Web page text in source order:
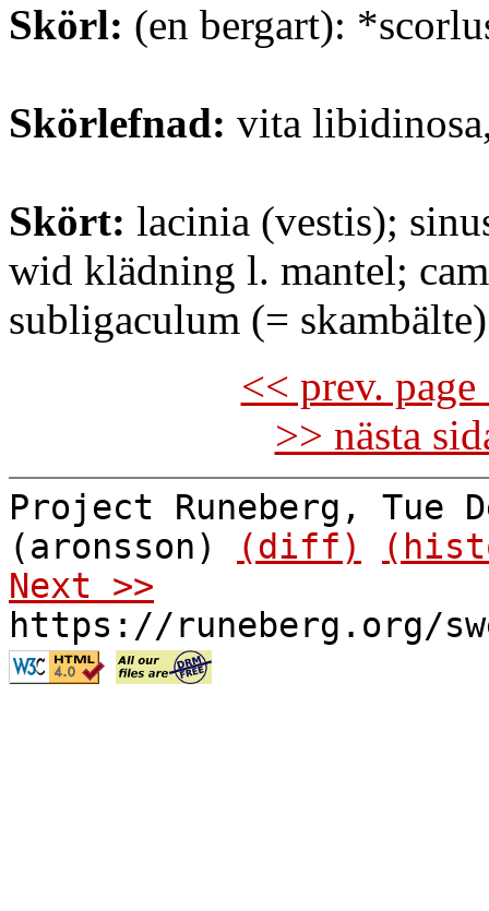
Skörl: (en bergart):
Skörlefnad: vita
Skört: lacinia (vestis);
wid klädning l. mantel;
subligaculum (=
<< prev.
>> nästa
Project Runeberg, Tue
(aronsson)
(diff)
Next >>
https://runeberg.org/